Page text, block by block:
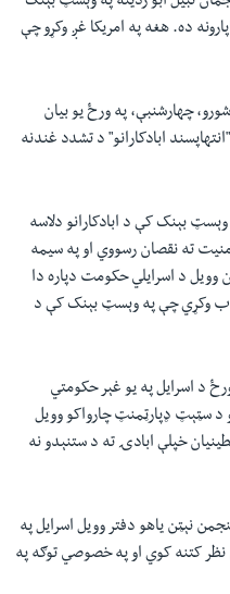
ده. هغه په امریکا غږ وکړو چې
چهارشنبې، په ورځ یو بیان
ابادکارانو" د تشدد غندنه
بېنک کې د ابادکارانو دلاسه
ته نقصان رسووي او په سیمه
وویل د اسرایلي حکومت دپاره دا
وکړي چې په وېسټ بېنک کې د
د اسرایل په یو غېر حکومتي
د سټېټ ډپارټمنټ چارواکو وویل
خپلې ابادۍ ته د ستنېدو نه
نېټن یاهو دفتر وویل اسرایل په
نظر کتنه کوي او په خصوصي توګه په